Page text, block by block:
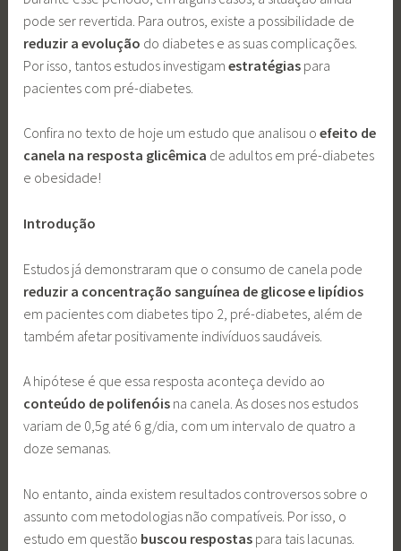
pode ser revertida. Para outros, existe a possibilidade de
reduzir a evolução do diabetes e as suas complicações.
Por isso, tantos estudos investigamestratégias para
pacientes com pré-diabetes.
Confira no texto de hoje um estudo que analisou oefeito de
canela na resposta glicêmica de adultos em pré-diabetes
e obesidade!
Introdução
Estudos já demonstraram que o consumo de canela pode
reduzir a concentração sanguínea de glicose e lipídios
em pacientes com diabetes tipo 2, pré-diabetes, além de
também afetar positivamente indivíduos saudáveis.
A hipótese é que essa resposta aconteça devido ao
conteúdo de polifenóis na canela. As doses nos estudos
variam de 0,5g até 6 g/dia, com um intervalo de quatro a
doze semanas.
No entanto, ainda existem resultados controversos sobre o
assunto com metodologias não compatíveis. Por isso, o
estudo em questão buscou respostas para tais lacunas.